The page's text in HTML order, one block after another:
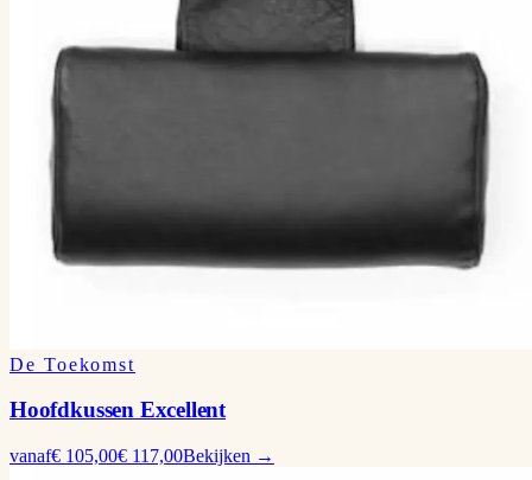
De Toekomst
Hoofdkussen Excellent
vanaf€ 105,00€ 117,00Bekijken →